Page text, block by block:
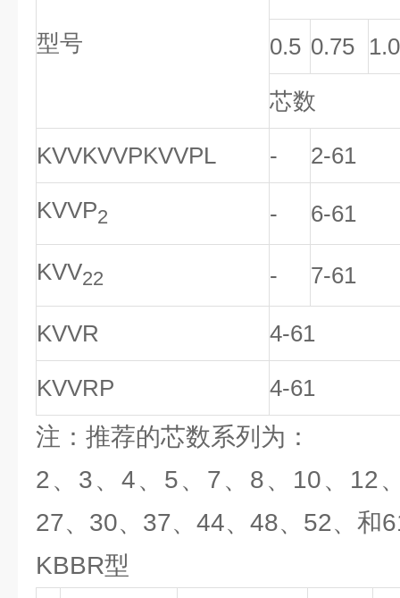
型号 0.5 0.75 1.0
芯数
KVVKVVPKVVPL - 2-61
KVVP2 - 6-61
KVV22 - 7-61
KVVR 4-61
KVVRP 4-61
注：推荐的芯数系列为：
2、3、4、5、7、8、10、12
27、30、37、44、48、52、和
KBBR型